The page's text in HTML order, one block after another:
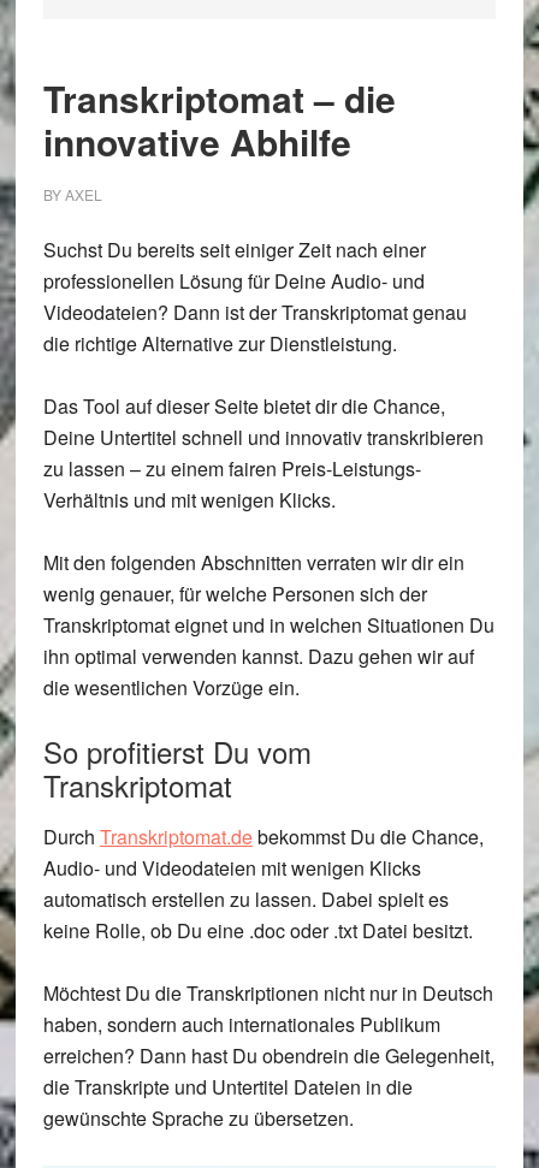
Transkriptomat – die
innovative Abhilfe
BYAXEL
Suchst Du bereits seit einiger Zeit nach einer
professionellen Lösung für Deine Audio- und
Videodateien? Dann ist der Transkriptomat genau
die richtige Alternative zur Dienstleistung.
Das Tool auf dieser Seite bietet dir die Chance,
Deine Untertitel schnell und innovativ transkribieren
zu lassen – zu einem fairen Preis-Leistungs-
Verhältnis und mit wenigen Klicks.
Mit den folgenden Abschnitten verraten wir dir ein
wenig genauer, für welche Personen sich der
Transkriptomat eignet und in welchen Situationen Du
ihn optimal verwenden kannst. Dazu gehen wir auf
die wesentlichen Vorzüge ein.
So profitierst Du vom
Transkriptomat
Durch Transkriptomat.debekommst Du die Chance,
Audio- und Videodateien mit wenigen Klicks
automatisch erstellen zu lassen. Dabei spielt es
keine Rolle, ob Du eine .doc oder .txt Datei besitzt.
Möchtest Du die Transkriptionen nicht nur in Deutsch
haben, sondern auch internationales Publikum
erreichen? Dann hast Du obendrein die Gelegenheit,
die Transkripte und Untertitel Dateien in die
gewünschte Sprache zu übersetzen.